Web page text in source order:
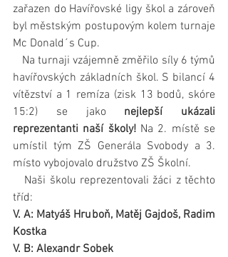
zařazen do Havířovské ligy škol a zároveň
byl městským postupovým kolem turnaje
Mc Donald´s Cup.
Na turnaji vzájemně změřilo síly 6 týmů
havířovských základních škol. S bilancí 4
vítězství a 1 remíza (zisk 13 bodů, skóre
15:2) se jako nejlepší ukázali
reprezentanti naší školy! Na 2. místě se
umístil tým ZŠ Generála Svobody a 3.
místo vybojovalo družstvo ZŠ Školní.
Naši školu reprezentovali žáci z těchto
tříd:
V. A: Matyáš Hruboň, Matěj Gajdoš, Radim
Kostka
V. B: Alexandr Sobek